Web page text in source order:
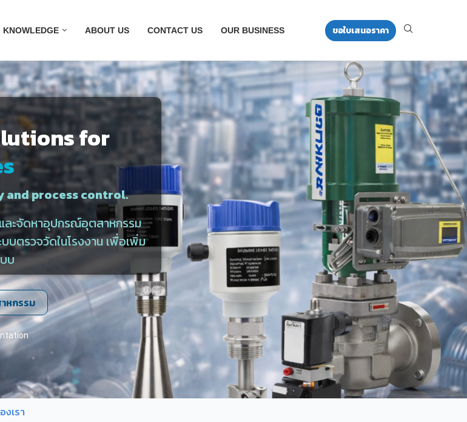
KNOWLEDGE ABOUT US CONTACT US OUR BUSINESS ขอใบเสนอราคา
for
process control.
ละจัดหาอุปกรณ์อุตสาหกรรม
บตรวจวัดในโรงงาน เพื่อเพิ่ม
บ
หกรรม
งเรา